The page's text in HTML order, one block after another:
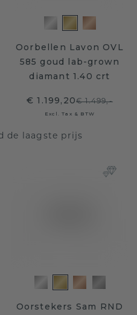
Oorbellen Lavon OVL
585 goud lab-grown
diamant 1.40 crt
€ 1.199,20€ 1.499,-
Excl. Tax & BTW
de laagste prijs
Oorstekers Sam RND